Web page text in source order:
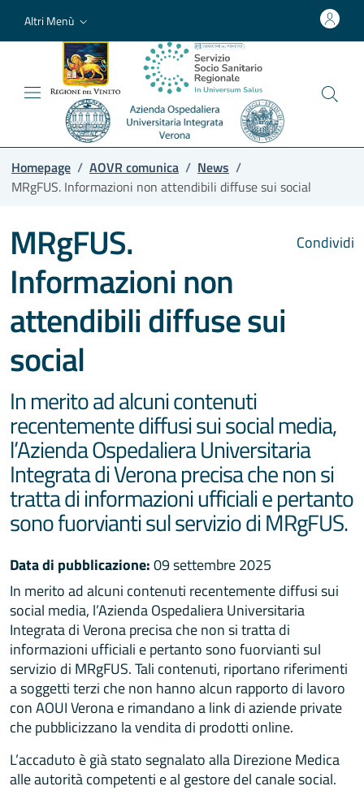
Altri Menù
Homepage / AOVR comunica / News /
MRgFUS. Informazioni non attendibili diffuse sui social
Condividi
MRgFUS.
Informazioni non
attendibili diffuse sui
social
In merito ad alcuni contenuti
recentemente diffusi sui social media,
l’Azienda Ospedaliera Universitaria
Integrata di Verona precisa che non si
tratta di informazioni ufficiali e pertanto
sono fuorvianti sul servizio di MRgFUS.
Data di pubblicazione:09 settembre 2025
In merito ad alcuni contenuti recentemente diffusi sui
social media, l’Azienda Ospedaliera Universitaria
Integrata di Verona precisa che non si tratta di
informazioni ufficiali e pertanto sono fuorvianti sul
servizio di MRgFUS. Tali contenuti, riportano riferimenti
a soggetti terzi che non hanno alcun rapporto di lavoro
con AOUI Verona e rimandano a link di aziende private
che pubblicizzano la vendita di prodotti online.
L’accaduto è già stato segnalato alla Direzione Medica
alle autorità competenti e al gestore del canale social.